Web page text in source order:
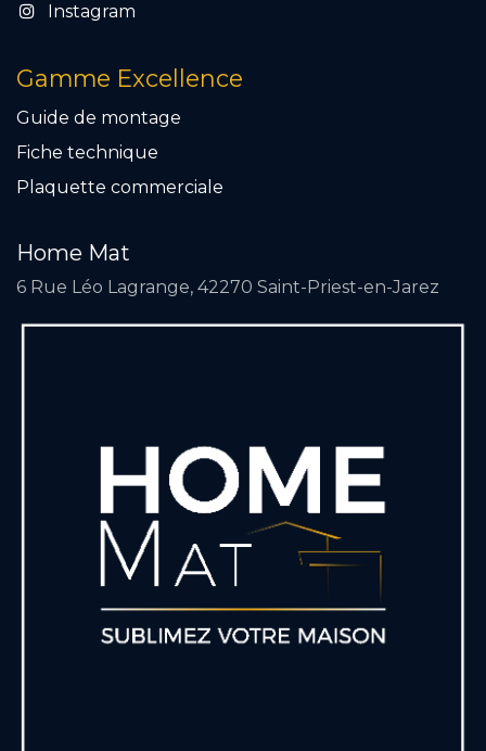
Instagram
Gamme Excellence
Guide de montage
Fiche technique
Plaquette commercial e
Home Mat
6 Rue Léo Lagrange, 42270 Saint-Priest-en-Jarez